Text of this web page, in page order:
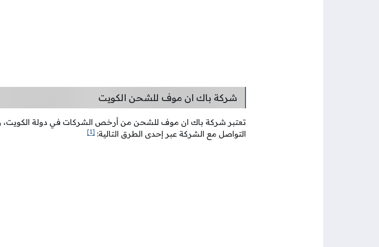
شركة باك ان موف للشحن الكويت
تعتبر شركة باك ان موف للشحن من أرخص الشركات في دولة
التواصل مع الشركة عبر إحدى الطرق التالية: [1]